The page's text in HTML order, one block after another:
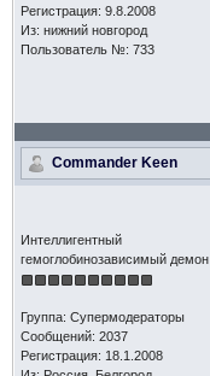
Регистрация: 9.8.2008
Из: нижний новгород
Пользователь №: 733
Commander Keen
Интеллигентный
гемоглобинозависимый демон
Группа: Супермодераторы
Сообщений: 2037
Регистрация: 18.1.2008